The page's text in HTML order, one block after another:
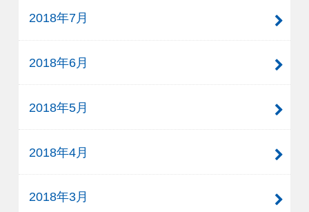
2018年7月
2018年6月
2018年5月
2018年4月
2018年3月